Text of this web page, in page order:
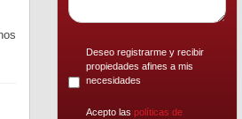
Deseo registrarme y recibir
propiedades afines a mis
necesidades
Acepto las políticas de